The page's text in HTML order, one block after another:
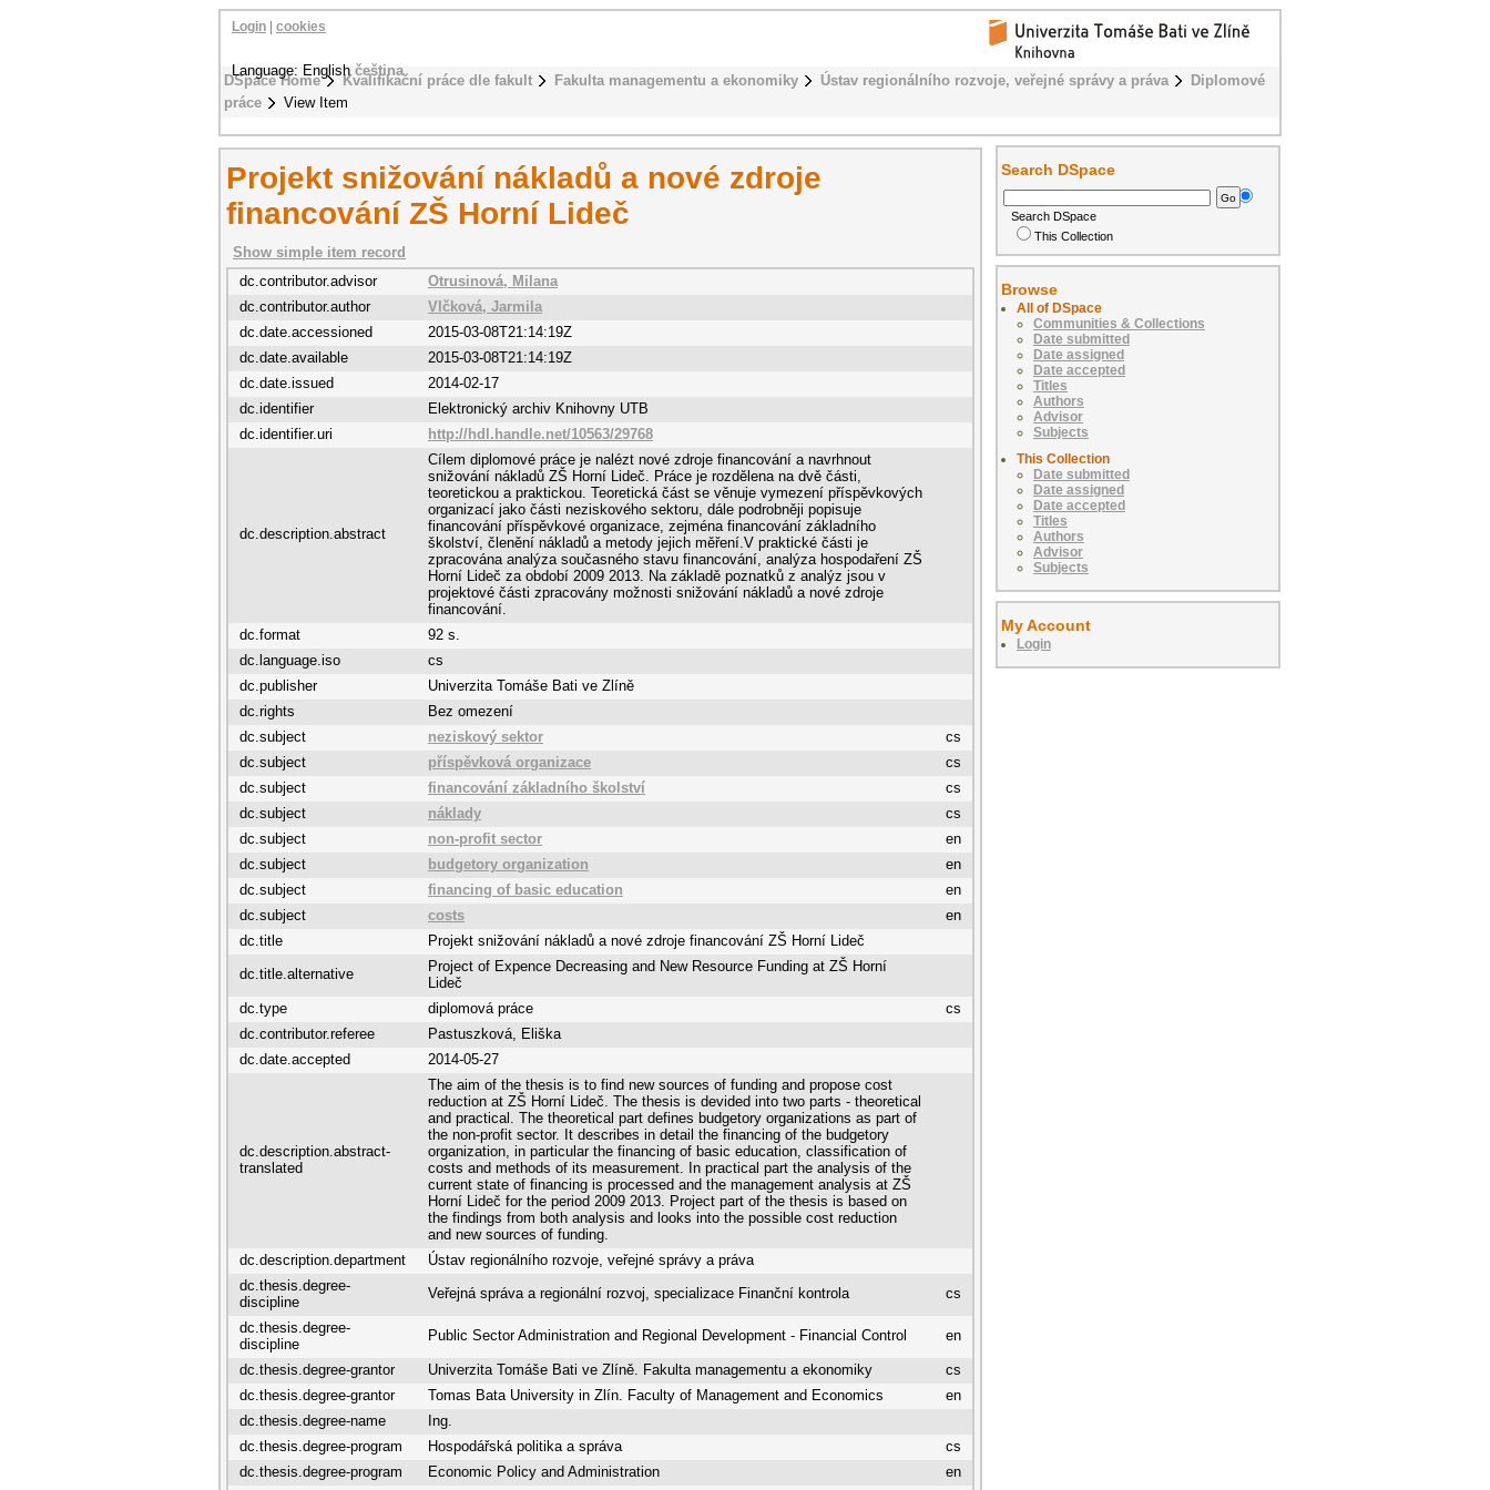
DSpace Home Kvalifikační práce dle fakult Fakulta managementu a ekonomiky Ústav regionálního rozvoje, veřejné správy a práva
Diplomové
práce
View Item
Login cookies
Language: Englishčeština
Projekt snižování nákladů a nové zdroje
financování ZŠ Horní Lideč
Show simple item record
dc.contributor.advisor
Otrusinová, Milana
dc.contributor.author
Vlčková, Jarmila
dc.date.accessioned
2015-03-08T21:14:19Z
dc.date.available
2015-03-08T21:14:19Z
dc.date.issued
2014-02-17
dc.identifier
Elektronický archiv Knihovny UTB
dc.identifier.uri
http://hdl.handle.net/10563/29768
dc.description.abstract
Cílem diplomové práce je nalézt nové zdroje financování a navrhnout
snižování nákladů ZŠ Horní Lideč. Práce je rozdělena na dvě části,
teoretickou a praktickou. Teoretická část se věnuje vymezení příspěvkových
organizací jako části neziskového sektoru, dále podrobněji popisuje
financování příspěvkové organizace, zejména financování základního
školství, členění nákladů a metody jejich měření.V praktické části je
zpracována analýza současného stavu financování, analýza hospodaření ZŠ
Horní Lideč za období 2009 2013. Na základě poznatků z analýz jsou v
projektové části zpracovány možnosti snižování nákladů a nové zdroje
financování.
dc.format
92 s.
dc.language.iso
cs
dc.publisher
Univerzita Tomáše Bati ve Zlíně
dc.rights
Bez omezení
dc.subject
neziskový sektor
cs
dc.subject
příspěvková organizace
cs
dc.subject
financování základního školství
cs
dc.subject
náklady
cs
dc.subject
non-profit sector
en
dc.subject
budgetory organization
en
dc.subject
financing of basic education
en
dc.subject
costs
en
dc.title
Projekt snižování nákladů a nové zdroje financování ZŠ Horní Lideč
dc.title.alternative
Project of Expence Decreasing and New Resource Funding at ZŠ Horní
Lideč
dc.type
diplomová práce
cs
dc.contributor.referee
Pastuszková, Eliška
dc.date.accepted
2014-05-27
dc.description.abstract-
translated
The aim of the thesis is to find new sources of funding and propose cost
reduction at ZŠ Horní Lideč. The thesis is devided into two parts - theoretical
and practical. The theoretical part defines budgetory organizations as part of
the non-profit sector. It describes in detail the financing of the budgetory
organization, in particular the financing of basic education, classification of
costs and methods of its measurement. In practical part the analysis of the
current state of financing is processed and the management analysis at ZŠ
Horní Lideč for the period 2009 2013. Project part of the thesis is based on
the findings from both analysis and looks into the possible cost reduction
and new sources of funding.
dc.description.department
Ústav regionálního rozvoje, veřejné správy a práva
dc.thesis.degree-
discipline
Veřejná správa a regionální rozvoj, specializace Finanční kontrola cs
dc.thesis.degree-
discipline
Public Sector Administration and Regional Development - Financial Control en
dc.thesis.degree-grantor Univerzita Tomáše Bati ve Zlíně. Fakulta managementu a ekonomiky
cs
dc.thesis.degree-grantor
Tomas Bata University in Zlín. Faculty of Management and Economics
en
dc.thesis.degree-name
Ing.
dc.thesis.degree-program
Hospodářská politika a správa
cs
dc.thesis.degree-program
Economic Policy and Administration
en
Search DSpace
Search DSpace
This Collection
Browse
All of DSpace
Communities & Collections
Date submitted
Date assigned
Date accepted
Titles
Authors
Advisor
Subjects
This Collection
Date submitted
Date assigned
Date accepted
Titles
Authors
Advisor
Subjects
My Account
Login